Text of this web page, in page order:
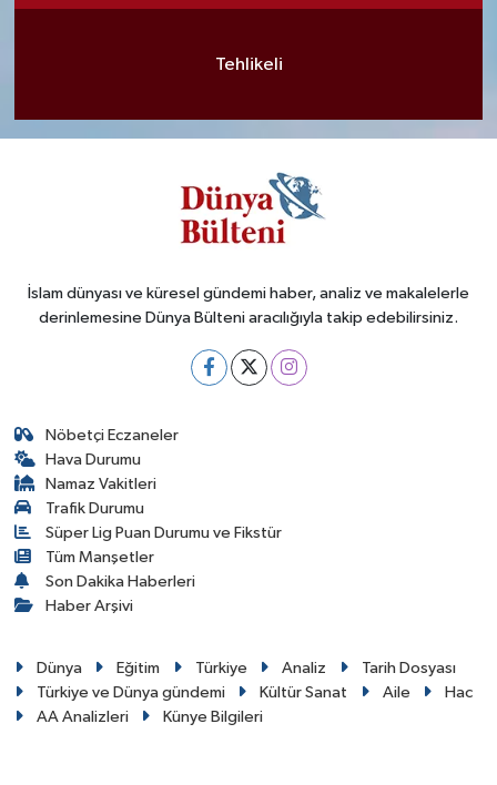
Tehlikeli
İslam dünyası ve küresel gündemi haber, analiz ve makalelerle
derinlemesine Dünya Bülteni aracılığıyla takip edebilirsiniz.
Nöbetçi Eczaneler
Hava Durumu
Namaz Vakitleri
Trafik Durumu
Süper Lig Puan Durumu ve Fikstür
Tüm Manşetler
Son Dakika Haberleri
Haber Arşivi
Dünya Eğitim Türkiye Analiz
Tarih Dosyası
Türkiye ve Dünya gündemi
Kültür Sanat Aile
Hac
AA Analizleri
Künye Bilgileri